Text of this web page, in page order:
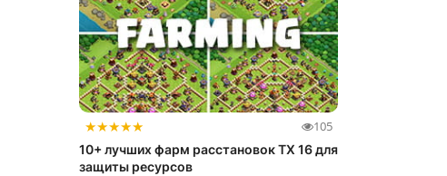
★★★★★ 105
10+ лучших фарм расстановок ТХ 16 для
защиты ресурсов